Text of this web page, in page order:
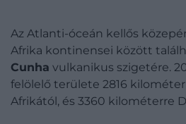
Az Atlanti-óceán kellős
Afrika kontinensei között
Cunha vulkanikus szigetére.
felölelő területe 2816
Afrikától, és 3360 kilométerre